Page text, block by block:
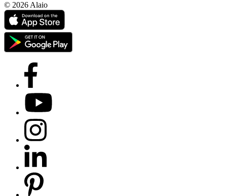
© 2026 Alaio